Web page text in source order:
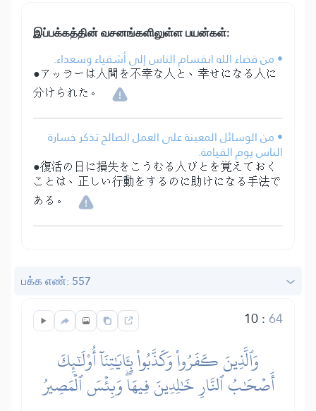
இப்பக்கத்தின் வசனங்களிலுள்ள பயன்கள்:
• من قضاء الله انقسام الناس إلى أشقياء وسعداء.
●アッラーは人間を不幸な人と、幸せになる人に
分けられた。
• من الوسائل المعينة على العمل الصالح تذكر خسارة
الناس يوم القيامة.
●復活の日に損失をこうむる人びとを覚えておく
ことは、正しい行動をするのに助けになる手法で
ある。
பக்க எண்: 557
10:64
وَٱلَّذِينَ كَفَرُواْ وَكَذَّبُواْ بِـَٔايَٰتِنَآ أُوْلَٰٓئِكَ
أَصۡحَٰبُ ٱلنَّارِ خَٰلِدِينَ فِيهَاۖ وَبِئۡسَ ٱلۡمَصِيرُ